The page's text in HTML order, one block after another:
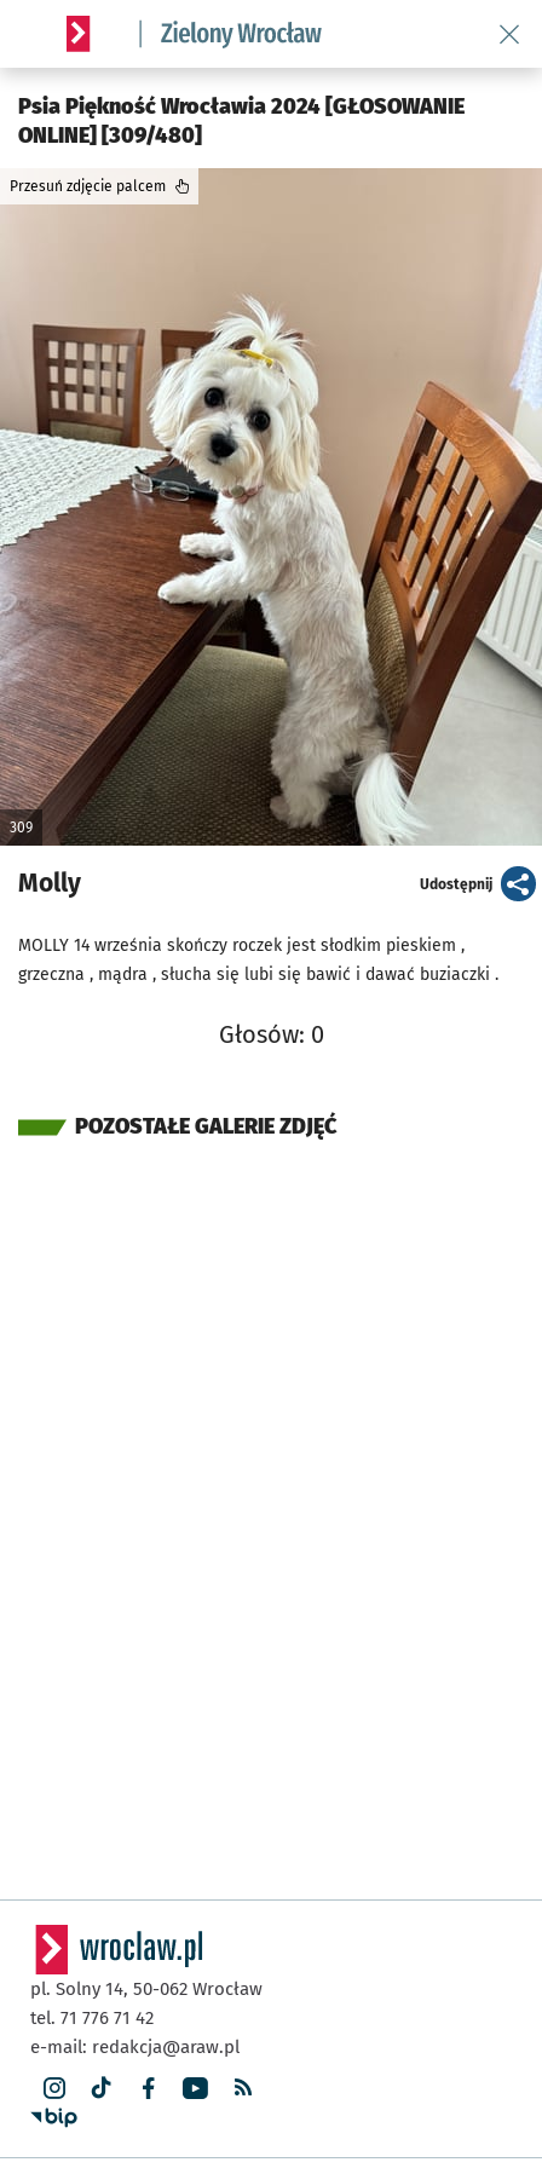
Serwis informacyjny wroclaw.pl podserwis: Środowisko we
Psia Piękność Wrocławia 2024 [GŁOSOWANIE
ONLINE] [309/480]
309
Przesuń zdjęcie palcem
Udostępnijartykuł
Molly
MOLLY 14 września skończy roczek jest słodkim pieskiem ,
grzeczna , mądra , słucha się lubi się bawić i dawać buziaczki .
Głosów: 0
POZOSTAŁE GALERIE ZDJĘĆ
pl. Solny 14, 50-062 Wrocław
tel. 71 776 71 42
e-mail: redakcja@araw.pl